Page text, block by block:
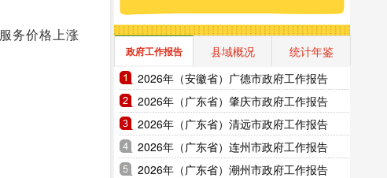
务价格上涨
政府工作报告 县域概况
统计年鉴
2026年（安徽省）广德市政府工作报告
2026年（广东省）肇庆市政府工作报告
2026年（广东省）清远市政府工作报告
2026年（广东省）连州市政府工作报告
2026年（广东省）潮州市政府工作报告